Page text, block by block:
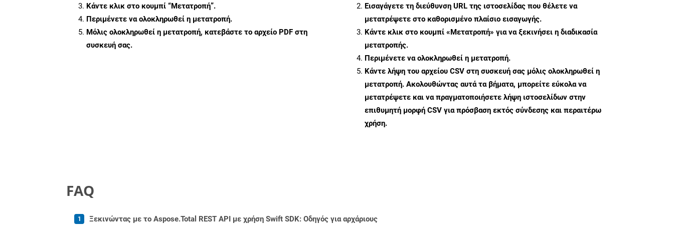
Κάντε κλικ στο κουμπί “Μετατροπή”.
Περιμένετε να ολοκληρωθεί η μετατροπή.
Μόλις ολοκληρωθεί η μετατροπή, κατεβάστε το αρχείο PDF στη
συσκευή σας.
Εισαγάγετε τη διεύθυνση URL της ιστοσελίδας που θέλετε να
μετατρέψετε στο καθορισμένο πλαίσιο εισαγωγής.
Κάντε κλικ στο κουμπί «Μετατροπή» για να ξεκινήσει η διαδικασία
μετατροπής.
Περιμένετε να ολοκληρωθεί η μετατροπή.
Κάντε λήψη του αρχείου CSV στη συσκευή σας μόλις ολοκληρωθεί η
μετατροπή. Ακολουθώντας αυτά τα βήματα, μπορείτε εύκολα να
μετατρέψετε και να πραγματοποιήσετε λήψη ιστοσελίδων στην
επιθυμητή μορφή CSV για πρόσβαση εκτός σύνδεσης και περαιτέρω
χρήση.
FAQ
Ξεκινώντας με το Aspose.Total REST API με χρήση Swift SDK: Οδηγός για αρχάριους